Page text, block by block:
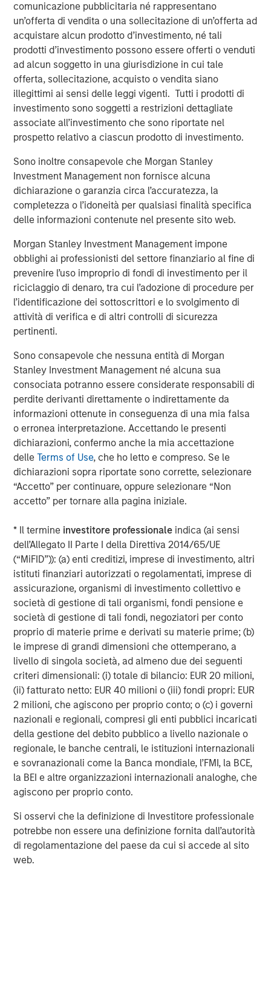
comunicazione pubblicitaria né rappresentano
un’offerta di vendita o una sollecitazione di un’offerta ad
acquistare alcun prodotto d’investimento, né tali
prodotti d’investimento possono essere offerti o venduti
ad alcun soggetto in una giurisdizione in cui tale
offerta, sollecitazione, acquisto o vendita siano
illegittimi ai sensi delle leggi vigenti. Tutti i prodotti di
investimento sono soggetti a restrizioni dettagliate
associate all’investimento che sono riportate nel
prospetto relativo a ciascun prodotto di investimento.
Sono inoltre consapevole che Morgan Stanley
Investment Management non fornisce alcuna
dichiarazione o garanzia circa l’accuratezza, la
completezza o l’idoneità per qualsiasi finalità specifica
delle informazioni contenute nel presente sito web.
Morgan Stanley Investment Management impone
obblighi ai professionisti del settore finanziario al fine di
prevenire l’uso improprio di fondi di investimento per il
riciclaggio di denaro, tra cui l’adozione di procedure per
l’identificazione dei sottoscrittori e lo svolgimento di
attività di verifica e di altri controlli di sicurezza
pertinenti.
Sono consapevole che nessuna entità di Morgan
Stanley Investment Management né alcuna sua
consociata potranno essere considerate responsabili di
perdite derivanti direttamente o indirettamente da
informazioni ottenute in conseguenza di una mia falsa
o erronea interpretazione. Accettando le presenti
dichiarazioni, confermo anche la mia accettazione
delleTerms of Use, che ho letto e compreso. Se le
dichiarazioni sopra riportate sono corrette, selezionare
“Accetto” per continuare, oppure selezionare “Non
accetto” per tornare alla pagina iniziale.
* Il termine investitore professionale indica (ai sensi
dell’Allegato II Parte I della Direttiva 2014/65/UE
(“MiFID”)): (a) enti creditizi, imprese di investimento, altri
istituti finanziari autorizzati o regolamentati, imprese di
assicurazione, organismi di investimento collettivo e
società di gestione di tali organismi, fondi pensione e
società di gestione di tali fondi, negoziatori per conto
proprio di materie prime e derivati su materie prime; (b)
le imprese di grandi dimensioni che ottemperano, a
livello di singola società, ad almeno due dei seguenti
criteri dimensionali: (i) totale di bilancio: EUR 20 milioni,
(ii) fatturato netto: EUR 40 milioni o (iii) fondi propri: EUR
2 milioni, che agiscono per proprio conto; o (c) i governi
nazionali e regionali, compresi gli enti pubblici incaricati
della gestione del debito pubblico a livello nazionale o
regionale, le banche centrali, le istituzioni internazionali
e sovranazionali come la Banca mondiale, l’FMI, la BCE,
la BEI e altre organizzazioni internazionali analoghe, che
agiscono per proprio conto.
Si osservi che la definizione di Investitore professionale
potrebbe non essere una definizione fornita dall’autorità
di regolamentazione del paese da cui si accede al sito
web.
Across the world every day, frontline workers conduct
trillions of jobs – be this in-home HVAC/ EV or fiber
deployment or boiler maintenance or complex in-field
energy infrastructure audits. Vyn®’s smart video tools
and technology is reimagining how this work is done –
with AI-enabled video helping engineers to simplify and
speed up in-field processes and save hours of lost time in
manual reporting and data-gathering.
Vyn® is differentiated by its deep data moat, from a
user-generated, frontline work video data. Vyn®’s Agentic
Video Intelligence platform leverages this data and
insight to enable customers to make smarter and more
efficient decisions about their assets and operations,
delivering transformational commercial and
environmental outcomes: (i) 85% faster deployments, (ii)
90% faster customer service resolution, (iii) huge
emissions savings from unnecessary visits and (iv)
materials savings from re-works.
Empowering field workers at a time of massive
infrastructure investment
more efficient for frontline workers whose skills are in
high demand due to accelerating investment in global
infrastructure spend. By documenting every job
performed in the field, Vyn® creates an auditable trail of
work, while simultaneously organising institutional
knowledge and expertise for better training and process
design. This knowledge, captured with Vyn®
SmartVideoNotes® platform, is being used to upskill new
frontline workers in the field, and also enabling an aging
expert workforce to continue to work more flexibly for
longer using video technology,
Kapil Singhal, Co-founder and CEO of Vyntelligence,
commented: “This partnership with Blume Equity and
Morgan Stanley Investment Management’s 1GT validates
our mission to transform how field work is captured,
analysed, and acted upon. With this investment, we will
expand our platform capabilities and geographic
footprint, including the US, and continue building the
world’s most comprehensive frontline work solutions that
drive intelligent collaboration and value creation across
the entire ecosystem and supply chain.”
Arti Khanna, Co-founder of Vyntelligence, added:“Our
superpower is not just applying AI to the historically
underserved world of physical work, but leveraging over
a decade of expertly curated proprietary field video data
to fundamentally transform the value of in-field work for
our clients. We can deliver unbeatable visibility for
customers over their assets, people, and operations,
empowering customers with the insights they need to
the role that in-field workers play for their businesses.”
Eleanor Blagbrough, Co-founding Partner at Blume
Equity, said: